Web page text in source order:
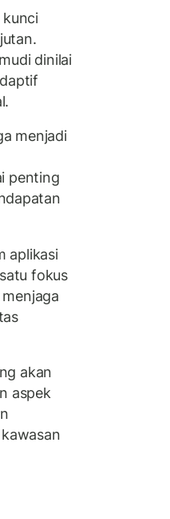
kunci
dinilai
menjadi
penting
aplikasi
fokus
akan
aspek